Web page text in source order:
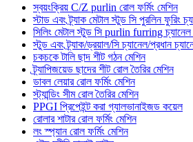
স্বয়ংক্রিয় C/Z purlin রোল ফর্মিং মেশিন
স্টাড এবং ট্র্যাক মেটাল স্টুড সি পুরলিন ফুরিং
সিলিং মেটাল স্টুড সি purlin furring চ্যানেল
স্টুড এবং ট্র্যাক/ড্রয়াল/সি চ্যানেল/প্রধান
চকচকে টালি ছাদ শীট গঠন মেশিন
ট্র্যাপিজয়েড ছাদের শীট রোল তৈরির মেশিন
ডাবল লেয়ার রোল ফর্মিং মেশিন
স্ট্যান্ডিং সীম রোল তৈরির মেশিন
PPGI প্রিপেইন্ট করা গ্যালভানাইজড কয়েল
রোলার শাটার রোল ফর্মিং মেশিন
লং স্প্যান রোল ফর্মিং মেশিন